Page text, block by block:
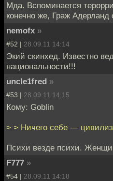
Мда. Вспоминается
конечно же, Граж Адерланд
nemofx »
#52 | 28.09.11 14:14
Экий скинхед. Известно
национальности!!!
uncle1fred »
#53 | 28.09.11 14:15
Кому: Goblin
> > Ничего себе —
Психи везде психи.
F777 »
#54 | 28.09.11 14:18